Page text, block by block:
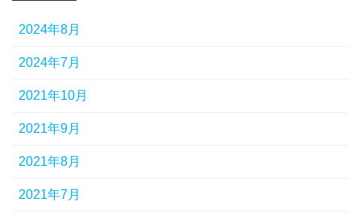
2024年8月
2024年7月
2021年10月
2021年9月
2021年8月
2021年7月